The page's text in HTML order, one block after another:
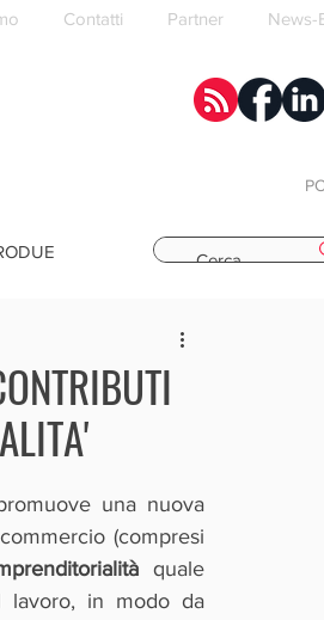
Contatti Partner News-
una nuova
(compresi
quale
lavoro, in modo da